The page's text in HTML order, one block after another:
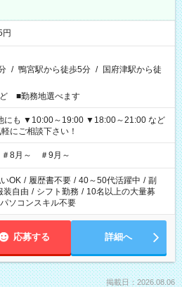
/ 鴨宮駅から徒歩5分 / 国府津駅から徒
■勤務地選べます
にご相談下さい！
＃8月～ ＃9月～
OK / 履歴書不要 / 40～50代活躍中 / 副
装自由 / シフト勤務 / 10名以上の大量募
パソコンスキル不要
応募する 詳細へ
掲載日：2026.08.06